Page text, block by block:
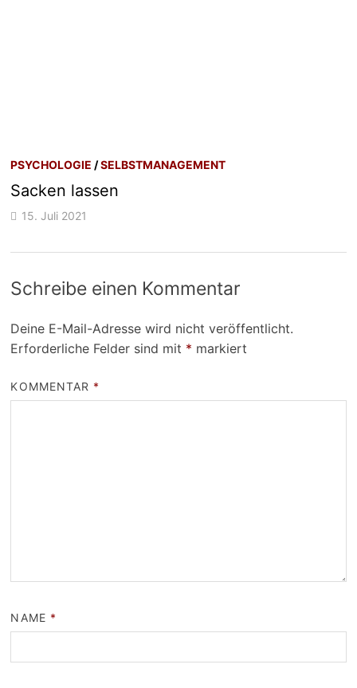
PSYCHOLOGIE /SELBSTMANAGEMENT
Sacken lassen
15. Juli 2021
Schreibe einen Kommentar
Deine E-Mail-Adresse wird nicht veröffentlicht.
Erforderliche Felder sind mit * markiert
KOMMENTAR *
NAME *